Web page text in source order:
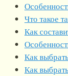
Что такое
Как
Как
Как